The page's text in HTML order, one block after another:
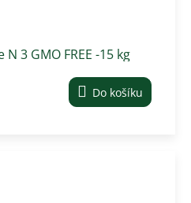
3 GMO FREE -15 kg
Do košíku